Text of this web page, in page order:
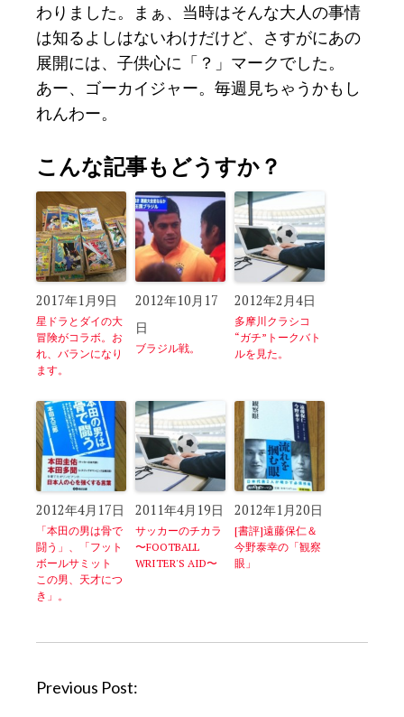
わりました。まぁ、当時はそんな大人の事情
は知るよしはないわけだけど、さすがにあの
展開には、子供心に「？」マークでした。
あー、ゴーカイジャー。毎週見ちゃうかもし
れんわー。
こんな記事もどうすか？
2017年1月9日
星ドラとダイの大
冒険がコラボ。お
れ、バランになり
ます。
2012年10月17
日
ブラジル戦。
2012年2月4日
多摩川クラシコ
“ガチ”トークバト
ルを見た。
2012年4月17日
「本田の男は骨で
闘う」、「フット
ボールサミット
この男、天才につ
き」。
2011年4月19日
サッカーのチカラ
〜FOOTBALL
WRITER'S AID〜
2012年1月20日
[書評]遠藤保仁＆
今野泰幸の「観察
眼」
P
Previous Post: